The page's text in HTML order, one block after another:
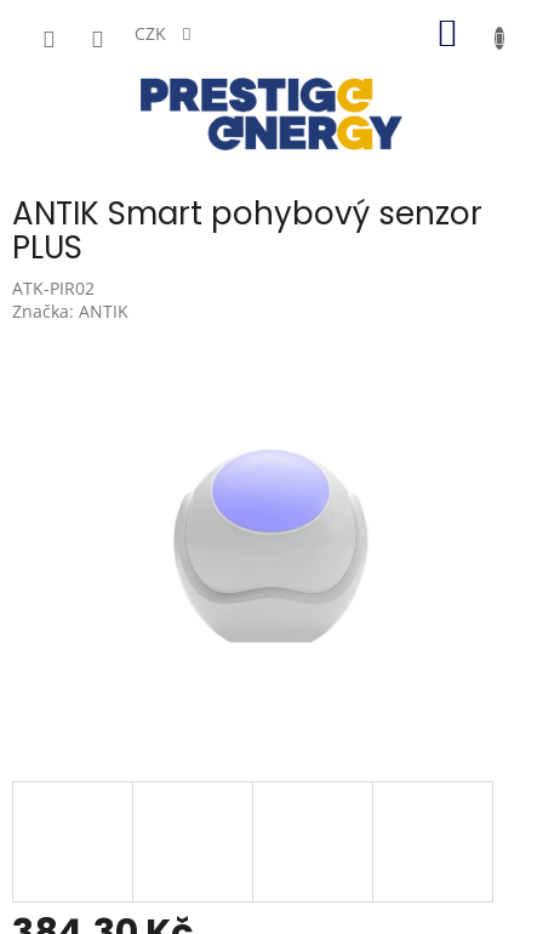
CZK
ANTIK Smart pohybový senzor
PLUS
ATK-PIR02
Značka: ANTIK